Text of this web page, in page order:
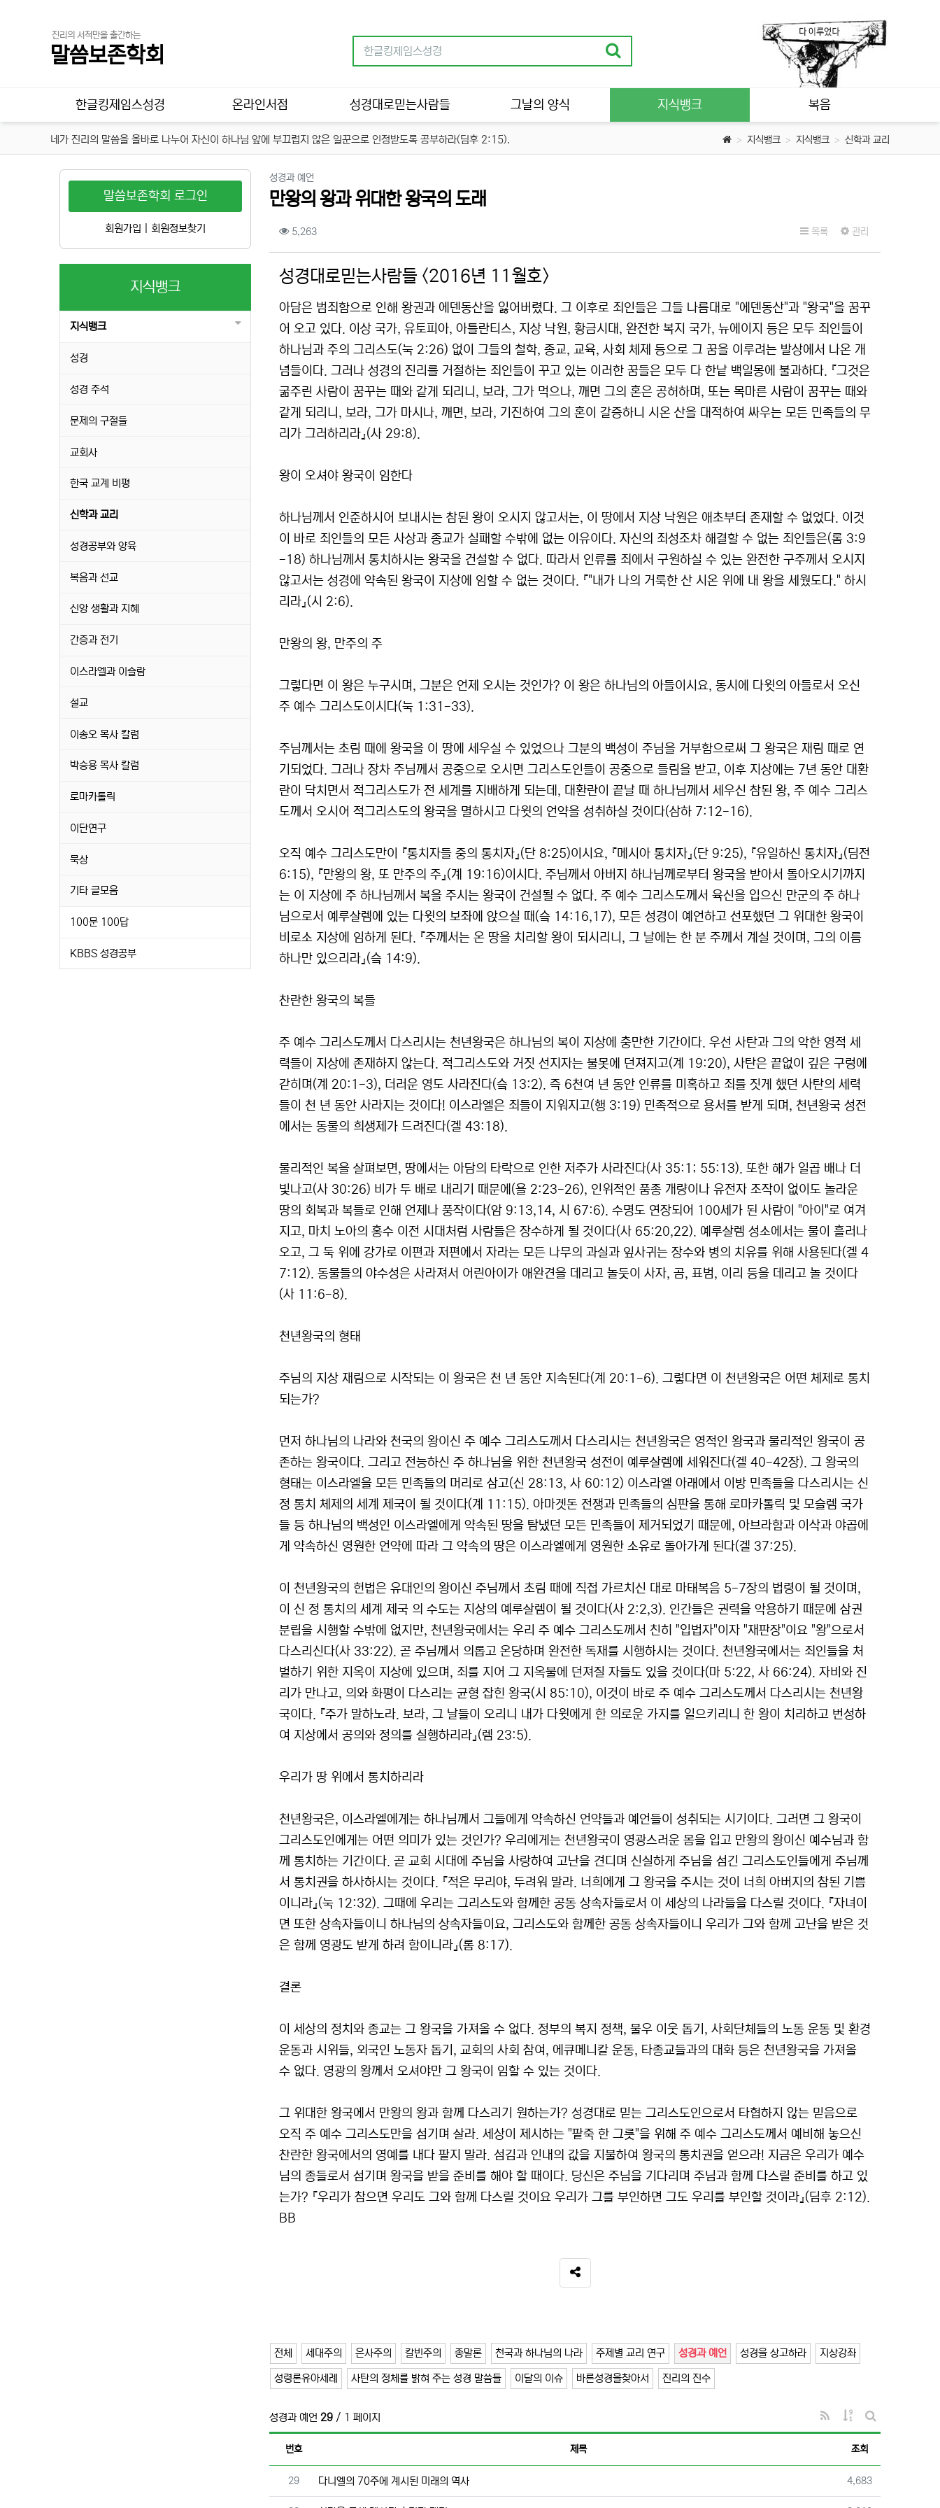
진리의 서적만을 출간하는
말씀보존학회
한글킹제임스성경 온라인서점 성경대로믿는사람들 그날의 양식 지식뱅크 복음
네가 진리의 말씀을 올바로 나누어 자신이 하나님 앞에 부끄럽지 않은 일꾼으로 인정받도록 공부하라(딤후 2:15). 지식뱅크 지식뱅크 신학과 교리
성경과 예언
만왕의 왕과 위대한 왕국의 도래
컨텐츠 정보
5,263조회 목록 관리
성경대로믿는사람들 <2016년 11월호>
아담은 범죄함으로 인해 왕권과 에덴동산을 잃어버렸다. 그 이후로 죄인들은 그들 나름대로 "에덴동산"과 "왕국"을 꿈꾸
어 오고 있다. 이상 국가, 유토피아, 아틀란티스, 지상 낙원, 황금시대, 완전한 복지 국가, 뉴에이지 등은 모두 죄인들이
하나님과 주의 그리스도(눅 2:26) 없이 그들의 철학, 종교, 교육, 사회 체제 등으로 그 꿈을 이루려는 발상에서 나온 개
념들이다. 그러나 성경의 진리를 거절하는 죄인들이 꾸고 있는 이러한 꿈들은 모두 다 한낱 백일몽에 불과하다. 『그것은
굶주린 사람이 꿈꾸는 때와 같게 되리니, 보라, 그가 먹으나, 깨면 그의 혼은 공허하며, 또는 목마른 사람이 꿈꾸는 때와
같게 되리니, 보라, 그가 마시나, 깨면, 보라, 기진하여 그의 혼이 갈증하니 시온 산을 대적하여 싸우는 모든 민족들의 무
리가 그러하리라』(사 29:8).
왕이 오셔야 왕국이 임한다
하나님께서 인준하시어 보내시는 참된 왕이 오시지 않고서는, 이 땅에서 지상 낙원은 애초부터 존재할 수 없었다. 이것
이 바로 죄인들의 모든 사상과 종교가 실패할 수밖에 없는 이유이다. 자신의 죄성조차 해결할 수 없는 죄인들은(롬 3:9
-18) 하나님께서 통치하시는 왕국을 건설할 수 없다. 따라서 인류를 죄에서 구원하실 수 있는 완전한 구주께서 오시지
않고서는 성경에 약속된 왕국이 지상에 임할 수 없는 것이다. 『"내가 나의 거룩한 산 시온 위에 내 왕을 세웠도다." 하시
리라』(시 2:6).
만왕의 왕, 만주의 주
그렇다면 이 왕은 누구시며, 그분은 언제 오시는 것인가? 이 왕은 하나님의 아들이시요, 동시에 다윗의 아들로서 오신
주 예수 그리스도이시다(눅 1:31-33).
주님께서는 초림 때에 왕국을 이 땅에 세우실 수 있었으나 그분의 백성이 주님을 거부함으로써 그 왕국은 재림 때로 연
기되었다. 그러나 장차 주님께서 공중으로 오시면 그리스도인들이 공중으로 들림을 받고, 이후 지상에는 7년 동안 대환
란이 닥치면서 적그리스도가 전 세계를 지배하게 되는데, 대환란이 끝날 때 하나님께서 세우신 참된 왕, 주 예수 그리스
도께서 오시어 적그리스도의 왕국을 멸하시고 다윗의 언약을 성취하실 것이다(삼하 7:12-16).
오직 예수 그리스도만이 『통치자들 중의 통치자』(단 8:25)이시요, 『메시아 통치자』(단 9:25), 『유일하신 통치자』(딤전
6:15), 『만왕의 왕, 또 만주의 주』(계 19:16)이시다. 주님께서 아버지 하나님께로부터 왕국을 받아서 돌아오시기까지
는 이 지상에 주 하나님께서 복을 주시는 왕국이 건설될 수 없다. 주 예수 그리스도께서 육신을 입으신 만군의 주 하나
님으로서 예루살렘에 있는 다윗의 보좌에 앉으실 때(슼 14:16,17), 모든 성경이 예언하고 선포했던 그 위대한 왕국이
비로소 지상에 임하게 된다. 『주께서는 온 땅을 치리할 왕이 되시리니, 그 날에는 한 분 주께서 계실 것이며, 그의 이름
하나만 있으리라』(슼 14:9).
찬란한 왕국의 복들
주 예수 그리스도께서 다스리시는 천년왕국은 하나님의 복이 지상에 충만한 기간이다. 우선 사탄과 그의 악한 영적 세
력들이 지상에 존재하지 않는다. 적그리스도와 거짓 선지자는 불못에 던져지고(계 19:20), 사탄은 끝없이 깊은 구렁에
갇히며(계 20:1-3), 더러운 영도 사라진다(슼 13:2). 즉 6천여 년 동안 인류를 미혹하고 죄를 짓게 했던 사탄의 세력
들이 천 년 동안 사라지는 것이다! 이스라엘은 죄들이 지워지고(행 3:19) 민족적으로 용서를 받게 되며, 천년왕국 성전
에서는 동물의 희생제가 드려진다(겔 43:18).
물리적인 복을 살펴보면, 땅에서는 아담의 타락으로 인한 저주가 사라진다(사 35:1; 55:13). 또한 해가 일곱 배나 더
빛나고(사 30:26) 비가 두 배로 내리기 때문에(욜 2:23-26), 인위적인 품종 개량이나 유전자 조작이 없이도 놀라운
땅의 회복과 복들로 인해 언제나 풍작이다(암 9:13,14, 시 67:6). 수명도 연장되어 100세가 된 사람이 "아이"로 여겨
지고, 마치 노아의 홍수 이전 시대처럼 사람들은 장수하게 될 것이다(사 65:20,22). 예루살렘 성소에서는 물이 흘러나
오고, 그 둑 위에 강가로 이편과 저편에서 자라는 모든 나무의 과실과 잎사귀는 장수와 병의 치유를 위해 사용된다(겔 4
7:12). 동물들의 야수성은 사라져서 어린아이가 애완견을 데리고 놀듯이 사자, 곰, 표범, 이리 등을 데리고 놀 것이다
(사 11:6-8).
천년왕국의 형태
주님의 지상 재림으로 시작되는 이 왕국은 천 년 동안 지속된다(계 20:1-6). 그렇다면 이 천년왕국은 어떤 체제로 통치
되는가?
먼저 하나님의 나라와 천국의 왕이신 주 예수 그리스도께서 다스리시는 천년왕국은 영적인 왕국과 물리적인 왕국이 공
존하는 왕국이다. 그리고 전능하신 주 하나님을 위한 천년왕국 성전이 예루살렘에 세워진다(겔 40-42장). 그 왕국의
형태는 이스라엘을 모든 민족들의 머리로 삼고(신 28:13, 사 60:12) 이스라엘 아래에서 이방 민족들을 다스리시는 신
정 통치 체제의 세계 제국이 될 것이다(계 11:15). 아마겟돈 전쟁과 민족들의 심판을 통해 로마카톨릭 및 모슬렘 국가
들 등 하나님의 백성인 이스라엘에게 약속된 땅을 탐냈던 모든 민족들이 제거되었기 때문에, 아브라함과 이삭과 야곱에
게 약속하신 영원한 언약에 따라 그 약속의 땅은 이스라엘에게 영원한 소유로 돌아가게 된다(겔 37:25).
이 천년왕국의 헌법은 유대인의 왕이신 주님께서 초림 때에 직접 가르치신 대로 마태복음 5-7장의 법령이 될 것이며,
이 신 정 통치의 세계 제국 의 수도는 지상의 예루살렘이 될 것이다(사 2:2,3). 인간들은 권력을 악용하기 때문에 삼권
분립을 시행할 수밖에 없지만, 천년왕국에서는 우리 주 예수 그리스도께서 친히 "입법자"이자 "재판장"이요 "왕"으로서
다스리신다(사 33:22). 곧 주님께서 의롭고 온당하며 완전한 독재를 시행하시는 것이다. 천년왕국에서는 죄인들을 처
벌하기 위한 지옥이 지상에 있으며, 죄를 지어 그 지옥불에 던져질 자들도 있을 것이다(마 5:22, 사 66:24). 자비와 진
리가 만나고, 의와 화평이 다스리는 균형 잡힌 왕국(시 85:10), 이것이 바로 주 예수 그리스도께서 다스리시는 천년왕
국이다. 『주가 말하노라. 보라, 그 날들이 오리니 내가 다윗에게 한 의로운 가지를 일으키리니 한 왕이 치리하고 번성하
여 지상에서 공의와 정의를 실행하리라』(렘 23:5).
우리가 땅 위에서 통치하리라
천년왕국은, 이스라엘에게는 하나님께서 그들에게 약속하신 언약들과 예언들이 성취되는 시기이다. 그러면 그 왕국이
그리스도인에게는 어떤 의미가 있는 것인가? 우리에게는 천년왕국이 영광스러운 몸을 입고 만왕의 왕이신 예수님과 함
께 통치하는 기간이다. 곧 교회 시대에 주님을 사랑하여 고난을 견디며 신실하게 주님을 섬긴 그리스도인들에게 주님께
서 통치권을 하사하시는 것이다. 『적은 무리야, 두려워 말라. 너희에게 그 왕국을 주시는 것이 너희 아버지의 참된 기쁨
이니라』(눅 12:32). 그때에 우리는 그리스도와 함께한 공동 상속자들로서 이 세상의 나라들을 다스릴 것이다. 『자녀이
면 또한 상속자들이니 하나님의 상속자들이요, 그리스도와 함께한 공동 상속자들이니 우리가 그와 함께 고난을 받은 것
은 함께 영광도 받게 하려 함이니라』(롬 8:17).
결론
이 세상의 정치와 종교는 그 왕국을 가져올 수 없다. 정부의 복지 정책, 불우 이웃 돕기, 사회단체들의 노동 운동 및 환경
운동과 시위들, 외국인 노동자 돕기, 교회의 사회 참여, 에큐메니칼 운동, 타종교들과의 대화 등은 천년왕국을 가져올
수 없다. 영광의 왕께서 오셔야만 그 왕국이 임할 수 있는 것이다.
그 위대한 왕국에서 만왕의 왕과 함께 다스리기 원하는가? 성경대로 믿는 그리스도인으로서 타협하지 않는 믿음으로
오직 주 예수 그리스도만을 섬기며 살라. 세상이 제시하는 "팥죽 한 그릇"을 위해 주 예수 그리스도께서 예비해 놓으신
찬란한 왕국에서의 영예를 내다 팔지 말라. 섬김과 인내의 값을 지불하여 왕국의 통치권을 얻으라! 지금은 우리가 예수
님의 종들로서 섬기며 왕국을 받을 준비를 해야 할 때이다. 당신은 주님을 기다리며 주님과 함께 다스릴 준비를 하고 있
는가? 『우리가 참으면 우리도 그와 함께 다스릴 것이요 우리가 그를 부인하면 그도 우리를 부인할 것이라』(딤후 2:12).
BB
SNS 공유
전체 세대주의 은사주의 칼빈주의 종말론 천국과 하나님의 나라 주제별 교리 연구 성경과 예언 성경을 상고하라 지상강좌
성령론유아세례 사탄의 정체를 밝혀 주는 성경 말씀들 이달의 이슈 바른성경을찾아서 진리의 진수
성경과 예언 29 / 1 페이지 RSS
게시물 정렬
게시판 검색
번호
제목 조회
번호
29 다니엘의 70주에 계시된 미래의 역사 조회
4,683
말씀보존학회 로그인
회원가입 회원정보찾기
지식뱅크
지식뱅크
성경
성경 주석
문제의 구절들
교회사
한국 교계 비평
신학과 교리
성경공부와 양육
복음과 선교
신앙 생활과 지혜
간증과 전기
이스라엘과 이슬람
설교
이송오 목사 칼럼
박승용 목사 칼럼
로마카톨릭
이단연구
묵상
기타 글모음
100문 100답
KBBS 성경공부